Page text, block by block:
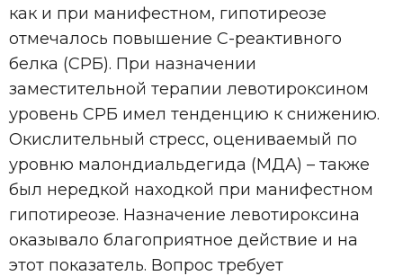
как и при манифестном, гипотиреозе
отмечалось повышение С-реактивного
белка (СРБ). При назначении
заместительной терапии левотироксином
уровень СРБ имел тенденцию к снижению.
Окислительный стресс, оцениваемый по
уровню малондиальдегида (МДА) – также
был нередкой находкой при манифестном
гипотиреозе. Назначение левотироксина
оказывало благоприятное действие и на
этот показатель. Вопрос требует